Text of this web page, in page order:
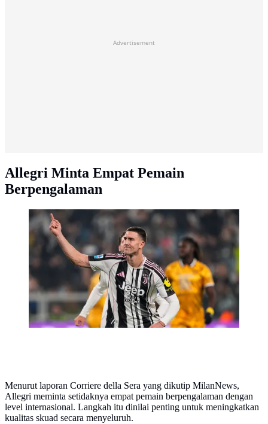
Advertisement
Allegri Minta Empat Pemain
Berpengalaman
Dusan Vlahovic merayakan gol pertama Juventus
dalam laga Serie A antara Juventus dan Udinese di
Turin, Italia, Rabu, 29 Oktober 2025. (Fabio
Ferrari/LaPresse via AP)
Menurut laporan Corriere della Sera yang dikutip MilanNews,
Allegri meminta setidaknya empat pemain berpengalaman dengan
level internasional. Langkah itu dinilai penting untuk meningkatkan
kualitas skuad secara menyeluruh.